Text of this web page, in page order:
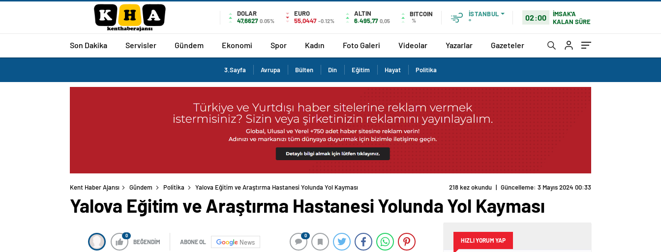
DOLAR
47,6627 0.05%
EURO
55,0447 -0.12%
ALTIN
6.495,77 0,05
BITCOIN
%
İSTANBUL
°
02:00
İMSAK'A
KALAN SÜRE
Son Dakika Servisler Gündem Ekonomi Spor Kadın Foto Galeri Videolar Yazarlar Gazeteler
3.Sayfa Avrupa Bülten Din Eğitim Hayat Politika
Kent Haber Ajansı Gündem Politika Yalova Eğitim ve Araştırma Hastanesi Yolunda Yol Kayması
Yalova Eğitim ve Araştırma Hastanesi Yolunda Yol Kayması
0
BEĞENDİM ABONE OL News
0
HIZLI YORUM YAP